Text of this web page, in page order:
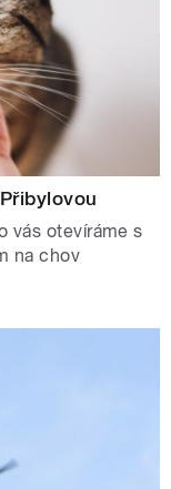
vás otevíráme s
na chov